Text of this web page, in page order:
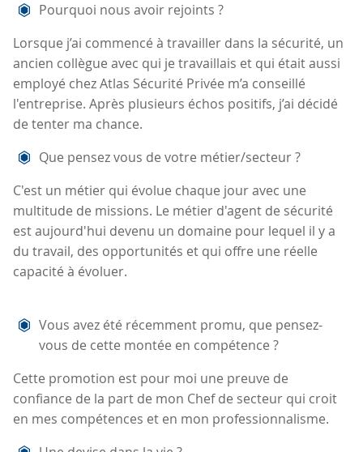
Pourquoi nous avoir rejoints ?
Lorsque j’ai commencé à travailler dans la sécurité, un
ancien collègue avec qui je travaillais et qui était aussi
employé chez Atlas Sécurité Privée m’a conseillé
l'entreprise. Après plusieurs échos positifs, j’ai décidé
de tenter ma chance.
Que pensez vous de votre métier/secteur ?
C'est un métier qui évolue chaque jour avec une
multitude de missions. Le métier d'agent de sécurité
est aujourd'hui devenu un domaine pour lequel il y a
du travail, des opportunités et qui offre une réelle
capacité à évoluer.
Vous avez été récemment promu, que pensez-
vous de cette montée en compétence ?
Cette promotion est pour moi une preuve de
confiance de la part de mon Chef de secteur qui croit
en mes compétences et en mon professionnalisme.